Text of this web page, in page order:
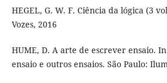
HEGEL, G. W. F. Ciência da lógica (3
Vozes, 2016
HUME, D. A arte de escrever ensaio.
ensaio e outros ensaios. São Paulo: